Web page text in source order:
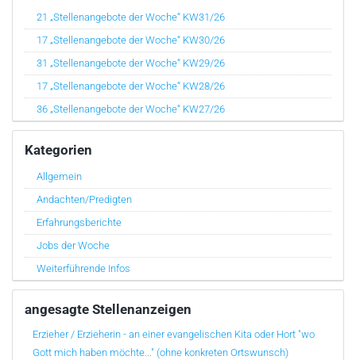
21 „Stellenangebote der Woche“ KW31/26
17 „Stellenangebote der Woche“ KW30/26
31 „Stellenangebote der Woche“ KW29/26
17 „Stellenangebote der Woche“ KW28/26
36 „Stellenangebote der Woche“ KW27/26
Kategorien
Allgemein
Andachten/Predigten
Erfahrungsberichte
Jobs der Woche
Weiterführende Infos
angesagte Stellenanzeigen
Erzieher / Erzieherin - an einer evangelischen Kita oder Hort "wo
Gott mich haben möchte..." (ohne konkreten Ortswunsch)